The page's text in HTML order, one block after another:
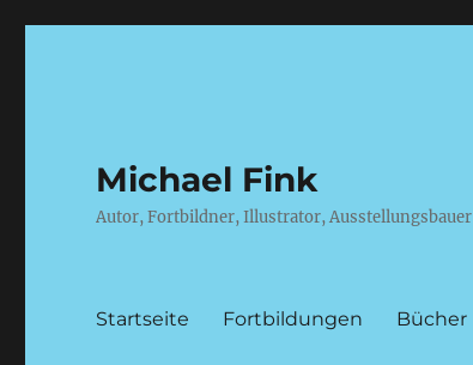
Michael Fink
Autor, Fortbildner, Illustrator, Ausstellungsbauer
Startseite Fortbildungen Bücher